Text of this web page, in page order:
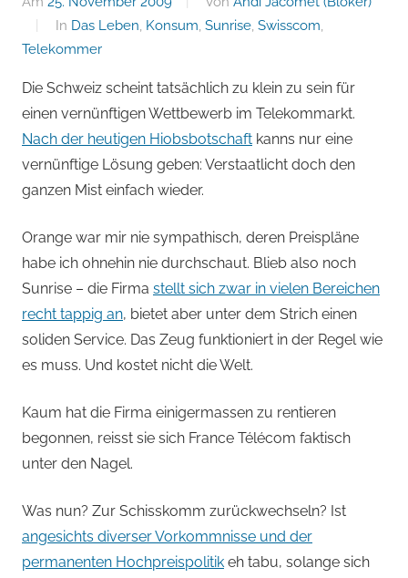
Andi
Jacomet
In Das Leben, Konsum, Sunrise, Swisscom,
Telekommer
Die Schweiz scheint tatsächlich zu klein zu sein für
einen vernünftigen Wettbewerb im Telekommarkt.
Nach der heutigen Hiobsbotschaft kanns nur eine
vernünftige Lösung geben: Verstaatlicht doch den
ganzen Mist einfach wieder.
Orange war mir nie sympathisch, deren Preispläne
habe ich ohnehin nie durchschaut. Blieb also noch
Sunrise – die Firma stellt sich zwar in vielen Bereichen
recht tappig an, bietet aber unter dem Strich einen
soliden Service. Das Zeug funktioniert in der Regel wie
es muss. Und kostet nicht die Welt.
Kaum hat die Firma einigermassen zu rentieren
begonnen, reisst sie sich France Télécom faktisch
unter den Nagel.
Was nun? Zur Schisskomm zurückwechseln? Ist
angesichts diverser Vorkommnisse und der
permanenten Hochpreispolitik eh tabu, solange sich